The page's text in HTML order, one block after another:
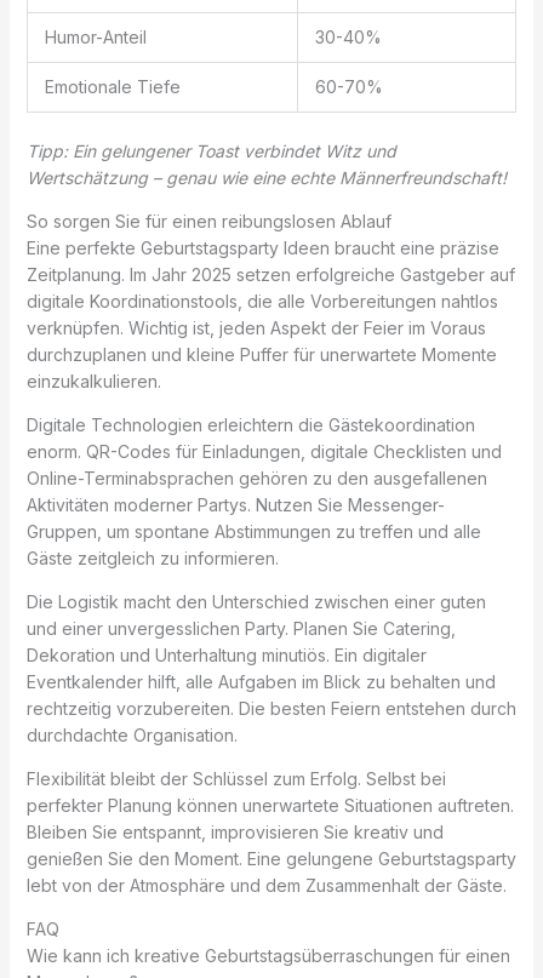
Humor-Anteil 30-40%
Emotionale Tiefe 60-70%
Tipp: Ein gelungener Toast verbindet Witz und
Wertschätzung – genau wie eine echte Männerfreundschaft!
So sorgen Sie für einen reibungslosen Ablauf
Eine perfekte Geburtstagsparty Ideen braucht eine präzise
Zeitplanung. Im Jahr 2025 setzen erfolgreiche Gastgeber auf
digitale Koordinationstools, die alle Vorbereitungen nahtlos
verknüpfen. Wichtig ist, jeden Aspekt der Feier im Voraus
durchzuplanen und kleine Puffer für unerwartete Momente
einzukalkulieren.
Digitale Technologien erleichtern die Gästekoordination
enorm. QR-Codes für Einladungen, digitale Checklisten und
Online-Terminabsprachen gehören zu den ausgefallenen
Aktivitäten moderner Partys. Nutzen Sie Messenger-
Gruppen, um spontane Abstimmungen zu treffen und alle
Gäste zeitgleich zu informieren.
Die Logistik macht den Unterschied zwischen einer guten
und einer unvergesslichen Party. Planen Sie Catering,
Dekoration und Unterhaltung minutiös. Ein digitaler
Eventkalender hilft, alle Aufgaben im Blick zu behalten und
rechtzeitig vorzubereiten. Die besten Feiern entstehen durch
durchdachte Organisation.
Flexibilität bleibt der Schlüssel zum Erfolg. Selbst bei
perfekter Planung können unerwartete Situationen auftreten.
Bleiben Sie entspannt, improvisieren Sie kreativ und
genießen Sie den Moment. Eine gelungene Geburtstagsparty
lebt von der Atmosphäre und dem Zusammenhalt der Gäste.
FAQ
Wie kann ich kreative Geburtstagsüberraschungen für einen